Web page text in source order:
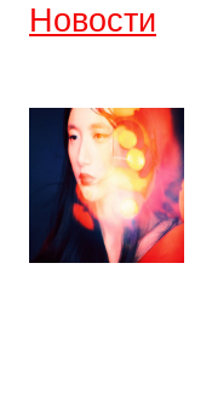
Новости